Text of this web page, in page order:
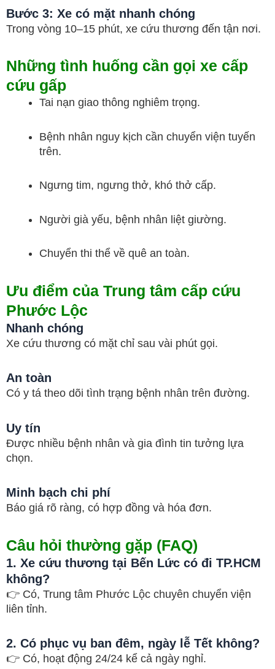
Bước 3: Xe có mặt nhanh chóng
Trong vòng 10–15 phút, xe cứu thương đến tận nơi.
Những tình huống cần gọi xe cấp
cứu gấp
Tai nạn giao thông nghiêm trọng.
Bệnh nhân nguy kịch cần chuyển viện tuyến
trên.
Ngưng tim, ngưng thở, khó thở cấp.
Người già yếu, bệnh nhân liệt giường.
Chuyển thi thể về quê an toàn.
Ưu điểm của Trung tâm cấp cứu
Phước Lộc
Nhanh chóng
Xe cứu thương có mặt chỉ sau vài phút gọi.
An toàn
Có y tá theo dõi tình trạng bệnh nhân trên đường.
Uy tín
Được nhiều bệnh nhân và gia đình tin tưởng lựa
chọn.
Minh bạch chi phí
Báo giá rõ ràng, có hợp đồng và hóa đơn.
Câu hỏi thường gặp (FAQ)
1. Xe cứu thương tại Bến Lức có đi TP.HCM
không?
👉 Có, Trung tâm Phước Lộc chuyên chuyển viện
liên tỉnh.
2. Có phục vụ ban đêm, ngày lễ Tết không?
👉 Có, hoạt động 24/24 kể cả ngày nghỉ.